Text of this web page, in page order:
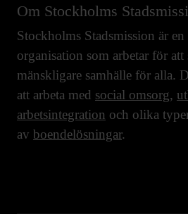
Om Stockholms
Stockholms Stadsmission är en
organisation som arbetar för att
mänskligare samhälle för alla.
att arbeta med social omsorg,
arbetsintegration och olika
av boendelösningar.